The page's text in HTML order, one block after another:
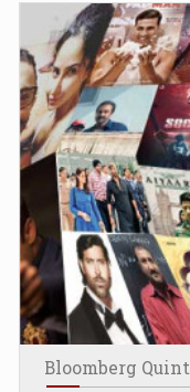
Bloomberg Quint